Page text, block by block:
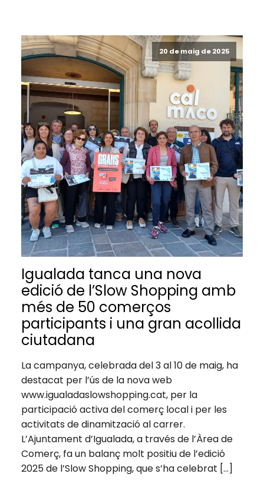
20 de maig de 2025
Igualada tanca una nova
edició de l’Slow Shopping amb
més de 50 comerços
participants i una gran acollida
ciutadana
La campanya, celebrada del 3 al 10 de maig, ha
destacat per l’ús de la nova web
www.igualadaslowshopping.cat, per la
participació activa del comerç local i per les
activitats de dinamització al carrer.
L’Ajuntament d’Igualada, a través de l’Àrea de
Comerç, fa un balanç molt positiu de l’edició
2025 de l’Slow Shopping, que s’ha celebrat […]